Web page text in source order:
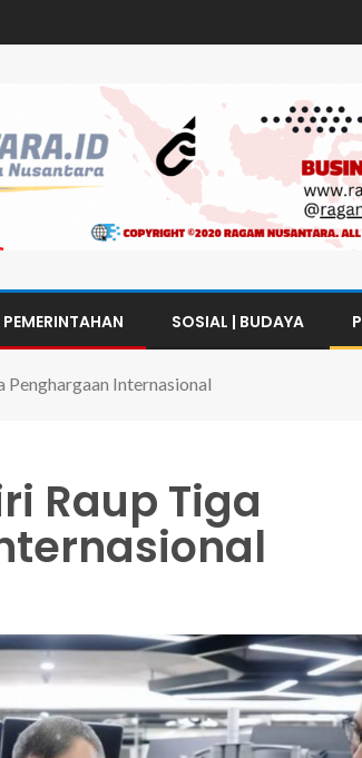
SOSIAL | BUDAYA
Penghargaan Internasional
Raup Tiga